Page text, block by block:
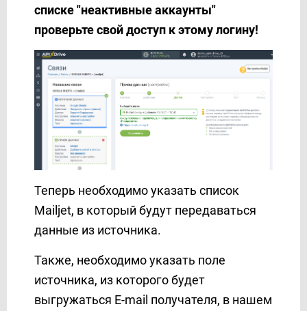
Sakari
SalesDrive
Salesforce CRM
Salesmsg
Sempico Solutions
SendFox
SendGrid
Sendlane
SendPulse
ShoutOUT
SimpleTexting
Sinch
Slack
Smartsheet
SMS Club
списке "неактивные аккаунты"
проверьте свой доступ к этому логину!
Теперь необходимо указать список
Mailjet, в который будут передаваться
данные из источника.
Также, необходимо указать поле
источника, из которого будет
выгружаться E-mail получателя, в нашем